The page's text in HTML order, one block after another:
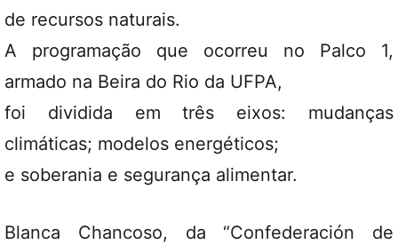
de recursos naturais.
A programação que ocorreu no Palco 1,
armado na Beira do Rio da UFPA,
foi dividida em três eixos: mudanças
climáticas; modelos energéticos;
e soberania e segurança alimentar.
Blanca Chancoso, da “Confederación de